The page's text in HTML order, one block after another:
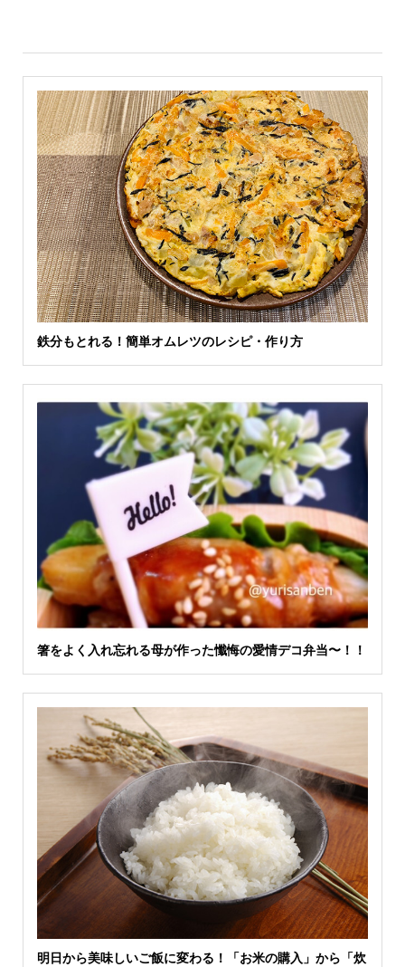
鉄分もとれる！簡単オムレツのレシピ・作り方
箸をよく入れ忘れる母が作った懺悔の愛情デコ弁当〜！！
明日から美味しいご飯に変わる！「お米の購入」から「炊